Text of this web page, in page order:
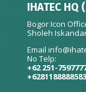
IHATEC
Bogor Icon
Sholeh
Email
No Telp:
+62 251-
+6281188888583